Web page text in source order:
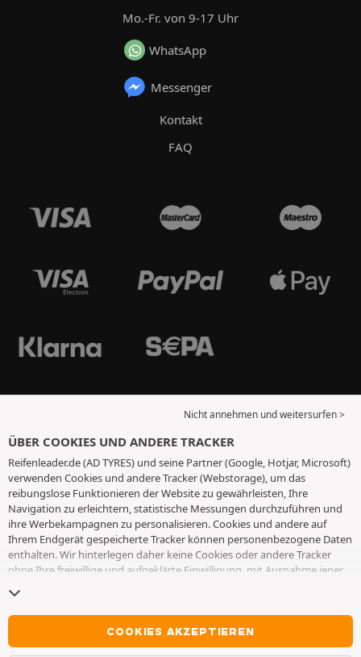
Mo.-Fr. von 9-17 Uhr
WhatsApp
Messenger
Kontakt
FAQ
Nicht annehmen und weitersurfen >
ÜBER COOKIES UND ANDERE TRACKER
Reifenleader.de (AD TYRES) und seine Partner (Google, Hotjar, Microsoft)
verwenden Cookies und andere Tracker (Webstorage), um das
reibungslose Funktionieren der Website zu gewährleisten, Ihre
Navigation zu erleichtern, statistische Messungen durchzuführen und
ihre Werbekampagnen zu personalisieren. Cookies und andere auf
Ihrem Endgerät gespeicherte Tracker können personenbezogene Daten
enthalten. Wir hinterlegen daher keine Cookies oder andere Tracker
ohne Ihre freiwillige und aufgeklärte Einwilligung, mit Ausnahme jener,
Auswahl für einen Zeitraum von 6 Monaten. Sie können Ihre
Einwilligung jederzeit widerrufen, indem Sie die WebseiteCookies und
besuchen. Sie haben die Möglichkeit, Ihre Navigation
fortzusetzen, ohne die Hinterlegung von Cookies oder anderen
COOKIES AKZEPTIEREN